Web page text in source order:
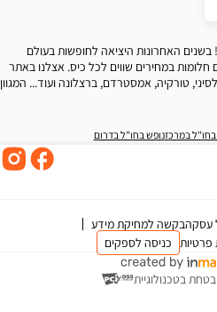
האחרונות היציאה לחופשות בעולם
במחירים שווים לכל כיס. אצלנו באתר
טורקיה, אמסטרדם, ברצלונה ועוד... המגוון
בחו"ל במרכזנופש בחו"ל בדרום
עסקהבקשה למחיקת מידע
פרטיות כניסה לספקים
בטכנולוגיית